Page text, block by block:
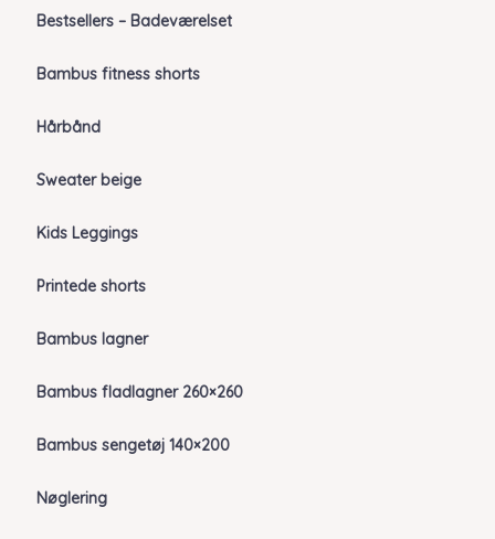
Bestsellers – Badeværelset
Bambus fitness shorts
Hårbånd
Sweater beige
Kids Leggings
Printede shorts
Bambus lagner
Bambus fladlagner 260×260
Bambus sengetøj 140×200
Nøglering